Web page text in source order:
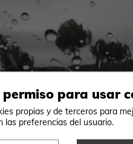
permiso para usar
propias y de terceros para
las preferencias del usuario.